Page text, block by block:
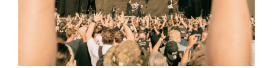
NYHEDER
Tilmeld